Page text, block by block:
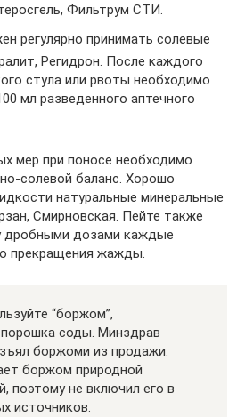
Фильтрум СТИ.
регулярно принимать солевые
Регидрон. После каждого
стула или рвоты необходимо
мл разведенного аптечного
мер при поносе необходимо
солевой баланс. Хорошо
натуральные минеральные
Смирновская. Пейте также
дробными дозами каждые
прекращения жажды.
“боржом”,
соды. Минздрав
боржоми из продажи.
боржом природной
поэтому не включил его в
источников.